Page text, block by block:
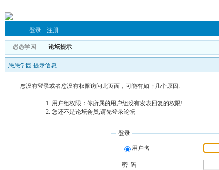
登录 注册
愚愚学园 论坛提示
愚愚学园 提示信息
您没有登录或者您没有权限访问此页面，可能有如下几个原因:
用户组权限：你所属的用户组没有发表回复的权限!
您还不是论坛会员,请先登录论坛
登录
用户名
密 码